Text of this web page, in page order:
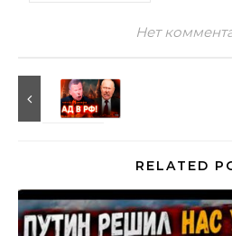
Нет
RELATED